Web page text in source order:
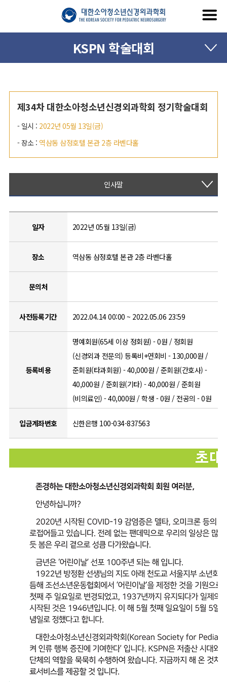
KSPN 학술대회
제34차 대한소아청소년신경외과학회 정기학술대회
- 일시 : 2022년 05월 13일(금)
- 장소 : 역삼동 삼정호텔 본관 2층 라벤다홀
인사말
일자 2022년 05월 13일(금)
장소 역삼동 삼정호텔 본관 2층 라벤다홀
문의처
사전등록기간 2022.04.14 00:00 ~ 2022.05.06 23:59
등록비용
명예회원(65세 이상 정회원) - 0원 / 정회원
(신경외과 전문의) 등록비+연회비 - 130,000원 /
준회원(타과회원) - 40,000원 / 준회원(간호사) -
40,000원 / 준회원(기타) - 40,000원 / 준회원
(비의료인) - 40,000원 / 학생 - 0원 / 전공의 - 0원
입금계좌번호 신한은행 100-034-837563